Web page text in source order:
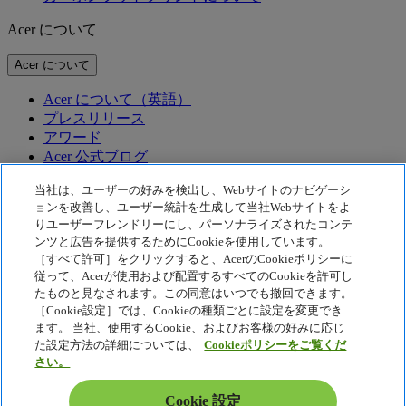
Acer について
Acer について
Acer について（英語）
プレスリリース
アワード
Acer 公式ブログ
テクノロジー
テクノロジー
Acer テクノロジー
McAfee
Acer Display Widget
プライバシーポリシー
Cookie ポリシー
法的通知
Acer 法的情報
アクセシビリティポリシー
当社は、ユーザーの好みを検出し、Webサイトのナビゲーシ
ョンを改善し、ユーザー統計を生成して当社Webサイトをよ
りユーザーフレンドリーにし、パーソナライズされたコンテ
ンツと広告を提供するためにCookieを使用しています。
［すべて許可］をクリックすると、AcerのCookieポリシーに
従って、Acerが使用および配置するすべてのCookieを許可し
たものと見なされます。この同意はいつでも撤回できます。
［Cookie設定］では、Cookieの種類ごとに設定を変更でき
ます。 当社、使用するCookie、およびお客様の好みに応じ
た設定方法の詳細については、
Cookieポリシーをご覧くだ
さい。
Cookie 設定